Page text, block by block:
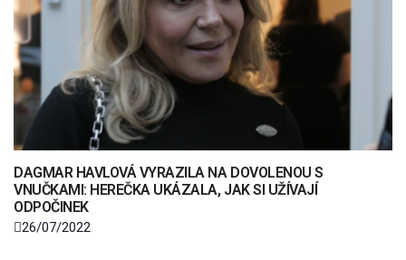
DAGMAR HAVLOVÁ VYRAZILA NA DOVOLENOU S
VNUČKAMI: HEREČKA UKÁZALA, JAK SI UŽÍVAJÍ
ODPOČINEK
26/07/2022